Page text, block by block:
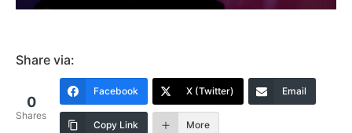
Share via:
0
Shares
Facebook X (Twitter) Email
Copy Link More